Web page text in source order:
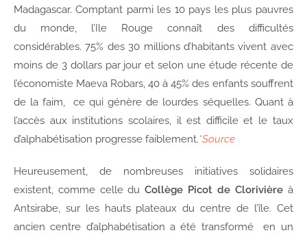
Madagascar. Comptant parmi les 10 pays les plus pauvres
du monde, l’Ile Rouge connaît des difficultés
considérables. 75% des 30 millions d’habitants vivent avec
moins de 3 dollars par jour et selon une étude récente de
l’économiste Maeva Robars, 40 à 45% des enfants souffrent
de la faim, ce qui génère de lourdes séquelles. Quant à
l’accès aux institutions scolaires, il est difficile et le taux
d’alphabétisation progresse faiblement.*Source
Heureusement, de nombreuses initiatives solidaires
existent, comme celle duCollège Picot de Clorivièreà
Antsirabe, sur les hauts plateaux du centre de l’île. Cet
ancien centre d’alphabétisation a été transformé en un